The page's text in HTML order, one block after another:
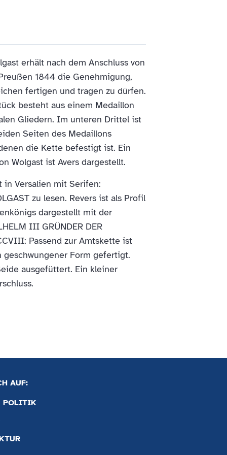
erhält nach dem Anschluss von
1844 die Genehmigung,
fertigen und tragen zu dürfen.
besteht aus einem Medaillon
Gliedern. Im unteren Drittel ist
Seiten des Medaillons
die Kette befestigt ist. Ein
Wolgast ist Avers dargestellt.
Versalien mit Serifen:
zu lesen. Revers ist als Profil
dargestellt mit der
III GRÜNDER DER
Passend zur Amtskette ist
Form gefertigt.
ausgefüttert. Ein kleiner
AUF:
POLITIK